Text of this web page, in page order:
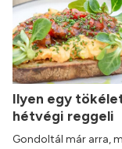
Ilyen egy
hétvégi reggeli
Gondoltál már arra,